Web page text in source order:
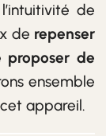
de
de repenser
de
ensemble
appareil.